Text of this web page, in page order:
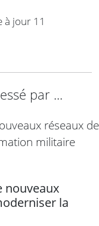
à jour 11
par ...
nouveaux
la